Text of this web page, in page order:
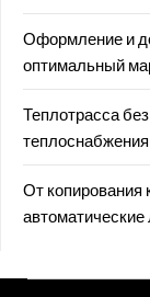
Оформление и
оптимальный
Теплотрасса
От копирования